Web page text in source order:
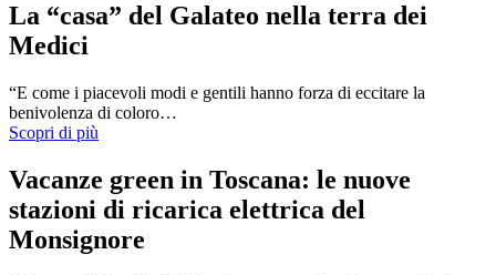
La “casa” del Galateo nella terra dei
Medici
“E come i piacevoli modi e gentili hanno forza di eccitare la
benivolenza di coloro…
Scopri di più
Vacanze green in Toscana: le nuove
stazioni di ricarica elettrica del
Monsignore